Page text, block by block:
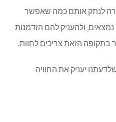
לנתק אותם כמה שאפשר
ולהעניק להם הזדמנות
בתקופה הזאת צריכים לחוות.
יעניק את החוויה